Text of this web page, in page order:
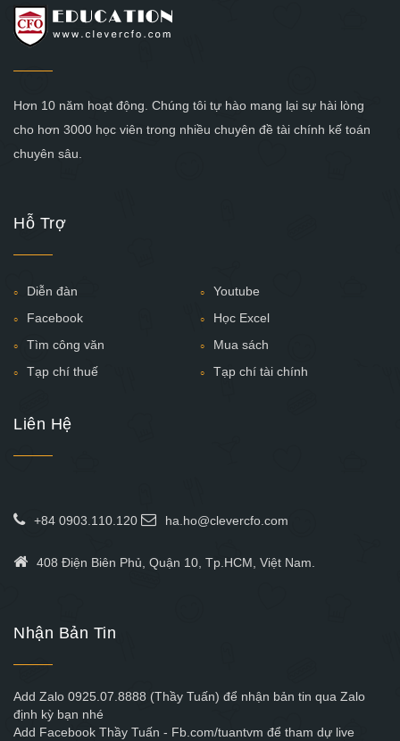
Hơn 10 năm hoạt động. Chúng tôi tự hào mang lại sự hài lòng
cho hơn 3000 học viên trong nhiều chuyên đề tài chính kế toán
chuyên sâu.
Hỗ Trợ
Diễn đàn
Youtube
Facebook
Học Excel
Tìm công văn
Mua sách
Tạp chí thuế
Tạp chí tài chính
Liên Hệ
+84 0903.110.120 ha.ho@clevercfo.com
408 Điện Biên Phủ, Quận 10, Tp.HCM, Việt Nam.
Nhận Bản Tin
Add Zalo 0925.07.8888 (Thầy Tuấn) để nhận bản tin qua Zalo
định kỳ bạn nhé
Add Facebook Thầy Tuấn - Fb.com/tuantvm để tham dự live